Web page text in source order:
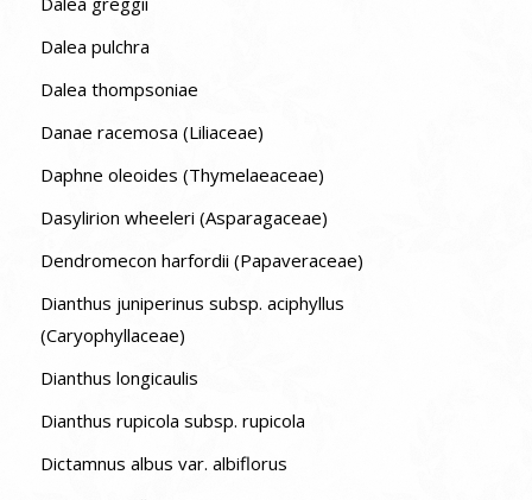
Dalea pulchra
Dalea thompsoniae
Danae racemosa (Liliaceae)
Daphne oleoides (Thymelaeaceae)
Dasylirion wheeleri (Asparagaceae)
Dendromecon harfordii (Papaveraceae)
Dianthus juniperinus subsp. aciphyllus
(Caryophyllaceae)
Dianthus longicaulis
Dianthus rupicola subsp. rupicola
Dictamnus albus var. albiflorus